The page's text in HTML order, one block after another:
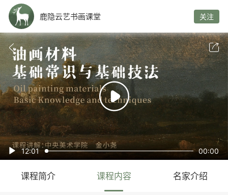
鹿隐云艺书画课堂 关注

 12:01 00:00
 
课程简介 课程内容 名家介绍